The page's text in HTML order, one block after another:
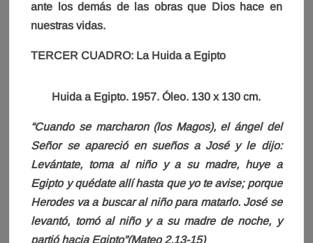
ante los demás de las obras que Dios hace en
nuestras vidas.
TERCER CUADRO: La Huida a Egipto
Huida a Egipto. 1957. Óleo. 130 x 130 cm.
“Cuando se marcharon (los Magos), el ángel del
Señor se apareció en sueños a José y le dijo:
Levántate, toma al niño y a su madre, huye a
Egipto y quédate allí hasta que yo te avise; porque
Herodes va a buscar al niño para matarlo. José se
levantó, tomó al niño y a su madre de noche, y
partió hacia Egipto”(Mateo 2,13-15)